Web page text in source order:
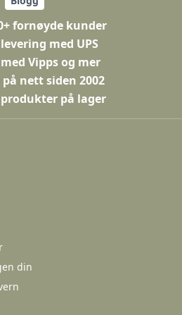
fornøyde kunder
med UPS
Vipps og mer
på nett siden 2002
produkter på lager
din